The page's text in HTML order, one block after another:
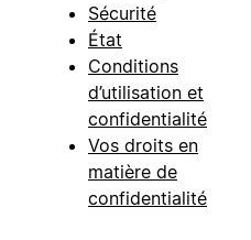
Sécurité
État
Conditions
d’utilisation et
confidentialité
Vos droits en
matière de
confidentialité